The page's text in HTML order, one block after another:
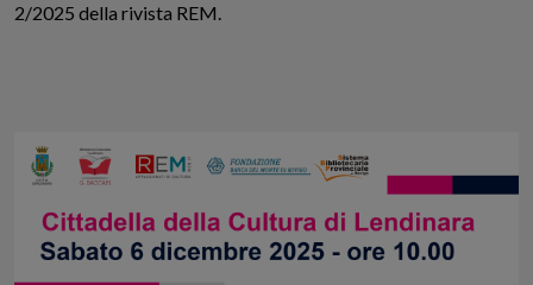
2/2025 della rivista REM.